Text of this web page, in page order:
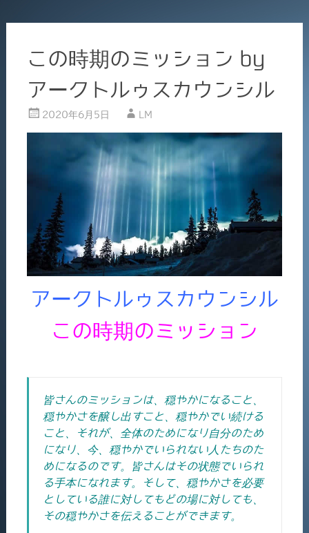
この時期のミッション by
アークトルゥスカウンシル
2020年6月5日 LM
アークトルゥスカウンシル
この時期のミッション
皆さんのミッションは、穏やかになること、
穏やかさを醸し出すこと、穏やかでい続ける
こと、それが、全体のためになり自分のため
になり、今、穏やかでいられない人たちのた
めになるのです。皆さんはその状態でいられ
る手本になれます。そして、穏やかさを必要
としている誰に対してもどの場に対しても、
その穏やかさを伝えることができます。